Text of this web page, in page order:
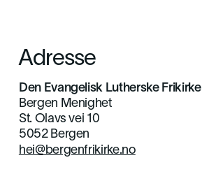
Adresse
Den Evangelisk Lutherske Frikirke
Bergen Menighet
St. Olavs vei 10
5052 Bergen
hei@bergenfrikirke.no